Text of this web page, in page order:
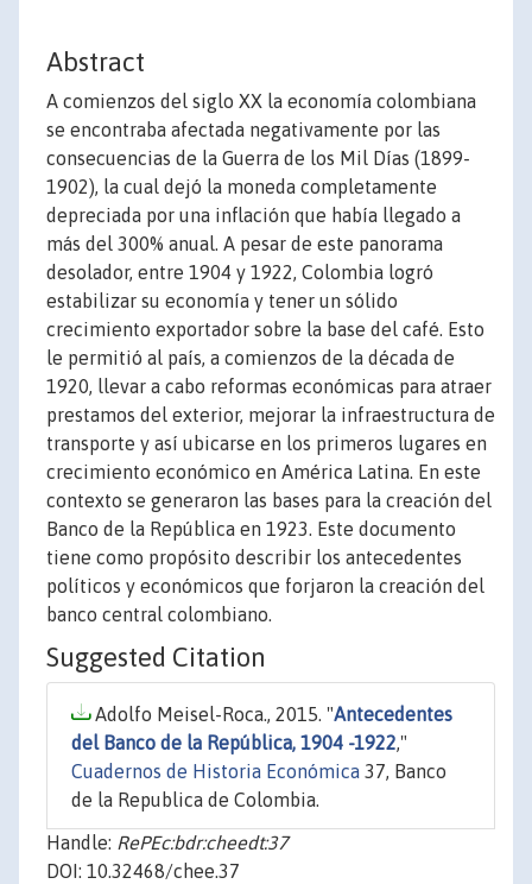
Abstract
A comienzos del siglo XX la economía colombiana
se encontraba afectada negativamente por las
consecuencias de la Guerra de los Mil Días (1899-
1902), la cual dejó la moneda completamente
depreciada por una inflación que había llegado a
más del 300% anual. A pesar de este panorama
desolador, entre 1904 y 1922, Colombia logró
estabilizar su economía y tener un sólido
crecimiento exportador sobre la base del café. Esto
le permitió al país, a comienzos de la década de
1920, llevar a cabo reformas económicas para atraer
prestamos del exterior, mejorar la infraestructura de
transporte y así ubicarse en los primeros lugares en
crecimiento económico en América Latina. En este
contexto se generaron las bases para la creación del
Banco de la República en 1923. Este documento
tiene como propósito describir los antecedentes
políticos y económicos que forjaron la creación del
banco central colombiano.
Suggested Citation
Adolfo Meisel-Roca., 2015. "Antecedentes
del Banco de la República, 1904 -1922,"
Cuadernos de Historia Económica 37, Banco
de la Republica de Colombia.
Handle: RePEc:bdr:cheedt:37
DOI: 10.32468/chee.37